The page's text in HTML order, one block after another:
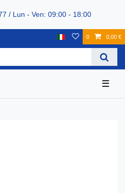
/ Lun - Ven: 09:00 - 18:00
0 0,00 €
☰